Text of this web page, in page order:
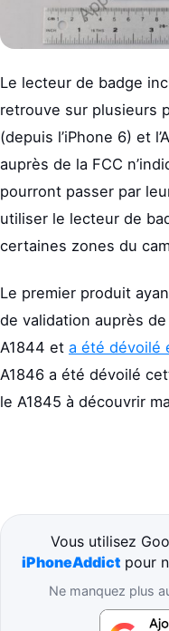
Le lecteur de badge
retrouve sur plusieurs
(depuis l’iPhone 6) et
auprès de la FCC
pourront passer par
utiliser le lecteur de
certaines zones du
Le premier produit
de validation auprès
A1844 et a été dévoilé
A1846 a été dévoilé
le A1845 à découvrir
Vous utilisez
iPhoneAddict pour
Ne manquez plus